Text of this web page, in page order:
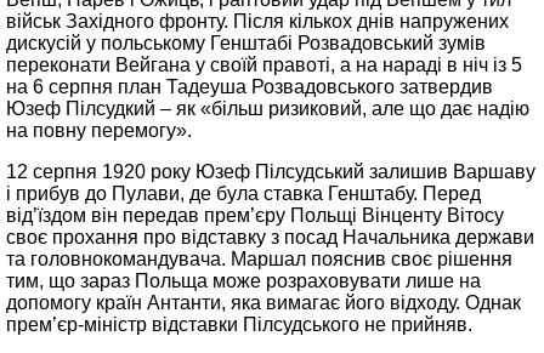
військ Західного фронту. Після кількох днів напружених
дискусій у польському Генштабі Розвадовський зумів
переконати Вейгана у своїй правоті, а на нараді в ніч із 5
на 6 серпня план Тадеуша Розвадовського затвердив
Юзеф Пілсудкий – як «більш ризиковий, але що дає надію
на повну перемогу».
12 серпня 1920 року Юзеф Пілсудський залишив Варшаву
і прибув до Пулави, де була ставка Генштабу. Перед
від’їздом він передав прем’єру Польщі Вінценту Вітосу
своє прохання про відставку з посад Начальника держави
та головнокомандувача. Маршал пояснив своє рішення
тим, що зараз Польща може розраховувати лише на
допомогу країн Антанти, яка вимагає його відходу. Однак
прем’єр-міністр відставки Пілсудського не прийняв.